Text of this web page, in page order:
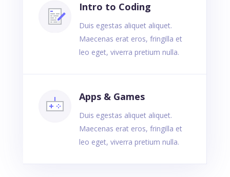
Intro to Coding
Duis egestas aliquet aliquet.
Maecenas erat eros, fringilla et
leo eget, viverra pretium nulla.
Apps & Games
Duis egestas aliquet aliquet.
Maecenas erat eros, fringilla et
leo eget, viverra pretium nulla.